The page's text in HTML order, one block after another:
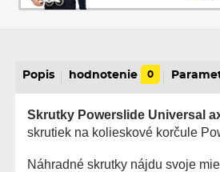
Popis hodnotenie 0
Skrutky Powerslide Universal
skrutiek na kolieskové korčule
Náhradné skrutky nájdu svoje